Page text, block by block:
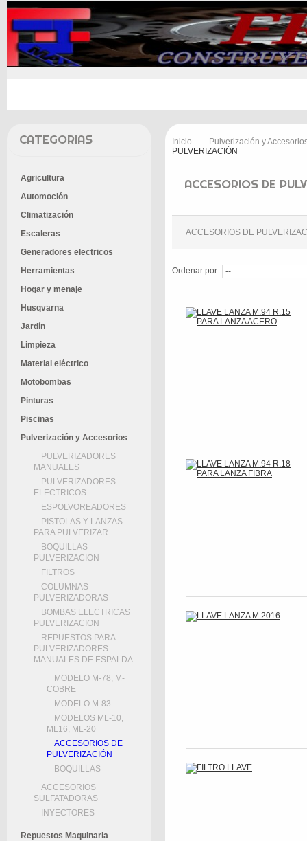
CATEGORIAS
Agricultura
Automoción
Climatización
Escaleras
Generadores electricos
Herramientas
Hogar y menaje
Husqvarna
Jardín
Limpieza
Material eléctrico
Motobombas
Pinturas
Piscinas
Pulverización y Accesorios
PULVERIZADORES
MANUALES
PULVERIZADORES
ELECTRICOS
ESPOLVOREADORES
PISTOLAS Y LANZAS
PARA PULVERIZAR
BOQUILLAS
PULVERIZACION
FILTROS
COLUMNAS
PULVERIZADORAS
BOMBAS ELECTRICAS
PULVERIZACION
REPUESTOS PARA
PULVERIZADORES
MANUALES DE ESPALDA
MODELO M-78, M-
COBRE
MODELO M-83
MODELOS ML-10,
ML16, ML-20
ACCESORIOS DE
PULVERIZACIÓN
BOQUILLAS
ACCESORIOS
SULFATADORAS
INYECTORES
Repuestos Maquinaria
Inicio
>
Pulverización y
PULVERIZACIÓN
ACCESORIOS DE
ACCESORIOS DE
Ordenar por